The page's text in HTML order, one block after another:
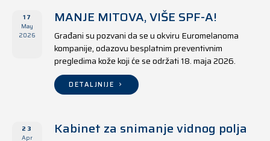
17
May
2026
MANJE MITOVA, VIŠE SPF-A!
Građani su pozvani da se u okviru Euromelanoma
kompanije, odazovu besplatnim preventivnim
pregledima kože koji će se održati 18. maja 2026.
godine u jedanaest opština širom Crne Gore, kako u
državnim tako i u privatnim zdravstvenim ustanovama.
DETALJNIJE
23
Apr
Kabinet za snimanje vidnog polja